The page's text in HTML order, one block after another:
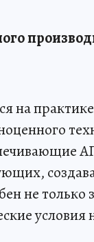
на
не только
условия